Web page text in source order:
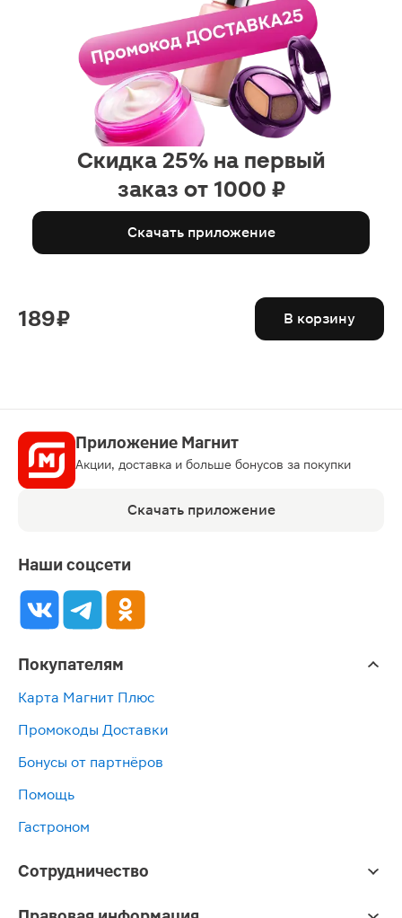
Скидка 25% на первый
заказ от 1000 ₽
Скачать приложение
189 ₽ В корзину
Приложение Магнит
Акции, доставка и больше бонусов за покупки
Скачать приложение
Наши соцсети
Покупателям
Карта Магнит Плюс
Промокоды Доставки
Бонусы от партнёров
Помощь
Гастроном
Сотрудничество